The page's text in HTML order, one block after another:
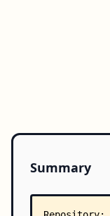
Summary